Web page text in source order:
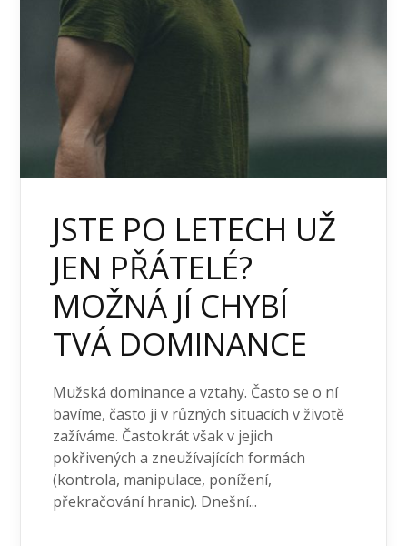
JSTE PO LETECH UŽ
JEN PŘÁTELÉ?
MOŽNÁ JÍ CHYBÍ
TVÁ DOMINANCE
Mužská dominance a vztahy. Často se o ní
bavíme, často ji v různých situacích v životě
zažíváme. Častokrát však v jejich
pokřivených a zneužívajících formách
(kontrola, manipulace, ponížení,
překračování hranic). Dnešní...